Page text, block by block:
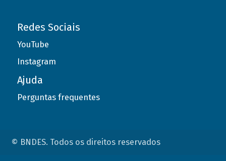
Redes Sociais
YouTube
Instagram
Ajuda
Perguntas frequentes
© BNDES. Todos os direitos reservados